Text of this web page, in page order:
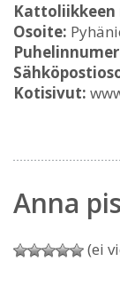
Kattoliikkeen
Osoite:
Kotisivut:
Anna
(ei